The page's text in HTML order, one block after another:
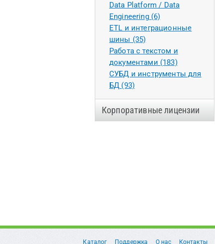
Data Platform / Data
Engineering (6)
ETL и интеграционные
шины (35)
Работа с текстом и
документами (183)
СУБД и инструменты для
БД (93)
Корпоративные лицензии
Каталог Поддержка О нас Контакты